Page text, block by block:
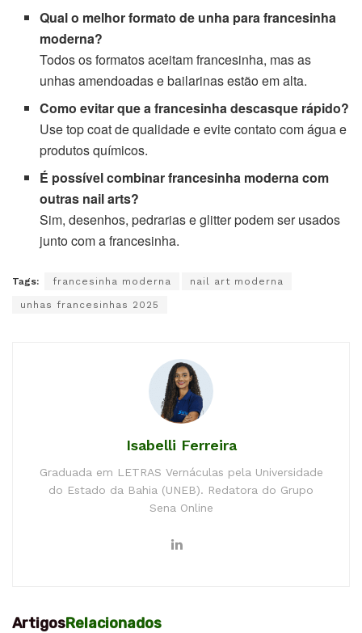
Qual o melhor formato de unha para francesinha
moderna?
Todos os formatos aceitam francesinha, mas as
unhas amendoadas e bailarinas estão em alta.
Como evitar que a francesinha descasque rápido?
Use top coat de qualidade e evite contato com água e
produtos químicos.
É possível combinar francesinha moderna com
outras nail arts?
Sim, desenhos, pedrarias e glitter podem ser usados
junto com a francesinha.
Tags: francesinha moderna nail art moderna
unhas francesinhas 2025
Isabelli Ferreira
Graduada em LETRAS Vernáculas pela Universidade
do Estado da Bahia (UNEB). Redatora do Grupo
Sena Online
ArtigosRelacionados